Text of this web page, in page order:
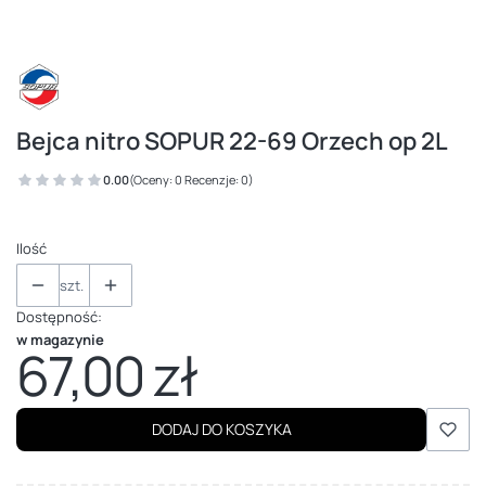
Bejca nitro SOPUR 22-69 Orzech op 2L
0.00(Oceny: 0 Recenzje: 0)
Ilość
szt.
Dostępność:
w magazynie
Cena
67,00 zł
DODAJ DO KOSZYKA